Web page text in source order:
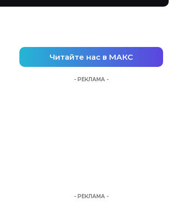
Читайте нас в МАКС
- РЕКЛАМА -
- РЕКЛАМА -